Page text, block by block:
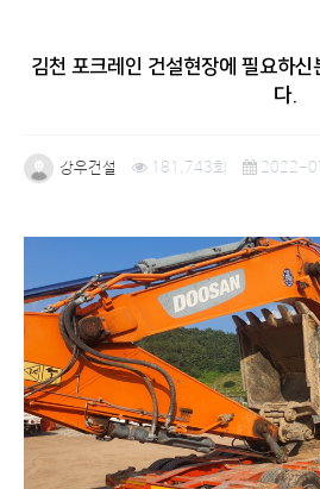
김천 포크레인 건설현장에 필요하
다.
강우건설 181,743회 2022-